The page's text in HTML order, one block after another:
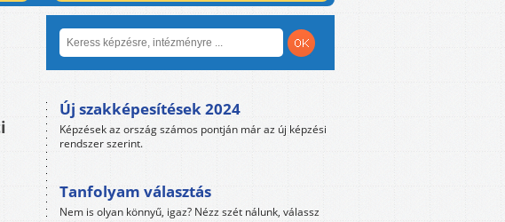
Új szakképesítések 2024
Képzések az ország számos pontján már az új képzési
rendszer szerint.
Tanfolyam választás
Nem is olyan könnyű, igaz? Nézz szét nálunk, válassz